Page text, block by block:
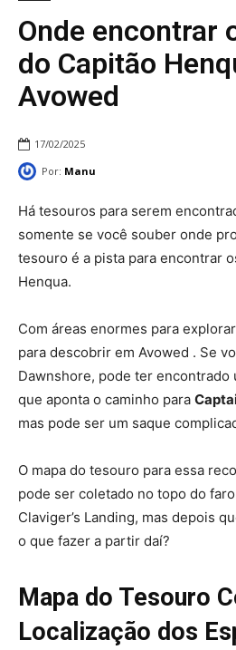
Onde encontrar
do Capitão
Avowed
17/02/2025
Por: Manu
Há tesouros para serem
somente se você souber onde
tesouro é a pista para encontrar
Henqua.
Com áreas enormes para
para descobrir em Avowed . Se
Dawnshore, pode ter encontrado
que aponta o caminho para
mas pode ser um saque
O mapa do tesouro para essa
pode ser coletado no topo do
Claviger’s Landing, mas depois
o que fazer a partir daí?
Mapa do Tesouro
Localização dos